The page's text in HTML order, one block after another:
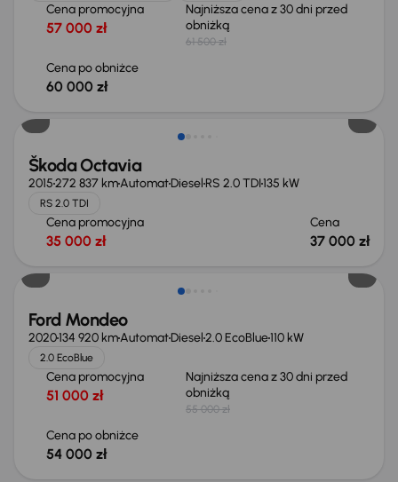
Cena promocyjna
57 000 zł
Najniższa cena z 30 dni przed
obniżką
61 500 zł
Cena po obniżce
60 000 zł
Škoda Octavia
2015272 837 kmAutomatDiesel RS 2.0 TDI135 kW
RS 2.0 TDI
Cena promocyjna
35 000 zł
Cena
37 000 zł
Taniej o 1 000 zł
Ford Mondeo
2020134 920 kmAutomatDiesel2.0 EcoBlue110 kW
2.0 EcoBlue
Cena promocyjna
51 000 zł
Najniższa cena z 30 dni przed
obniżką
55 000 zł
Cena po obniżce
54 000 zł